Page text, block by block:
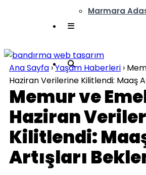
Marmara
Ana Sayfa ›Yaşam Haberleri ›
Haziran Verilerine Kilitlendi: Maaş
Memur ve
Haziran
Kilitlendi:
Artışları